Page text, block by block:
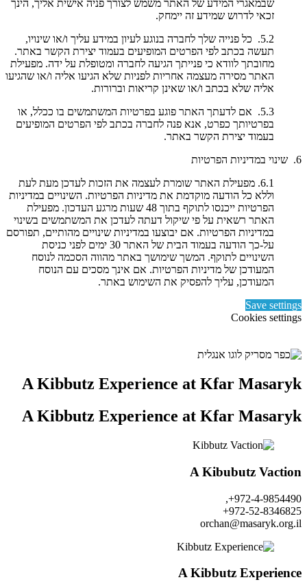
שבמאגרי המידע של האתר משמש לצורך פניה אישית אליך, הינך
זכאי לדרוש שמידע זה יימחק.
5.2. כל פנייה שלך לחברה בנוגע לעיון במידע עליך ו/או שינויו,
תעשה בכתב לפי הפרטים המופיעים בעמוד יצירת הקשר באתר.
מחובתך לוודא כי פנייתך הגיעה לחברה ומטופלת על ידה. מפעילת
האתר מסירה מעצמה אחריות לפניות שלא הגיעו אליה ו/או שהגיעו
אליה שלא בכתב ו/או שאינן קריאות וברורות.
5.3. אם לדעתך האתר פוגע בפרטיות המשתמשים בו ככלל, או
בפרטיותך כפרט, אנא פנה לחברה בכתב לפי הפרטים המופיעים
בעמוד יצירת הקשר באתר.
6. שינוי במדיניות הפרטיות
6.1. מפעילת האתר שומרת לעצמה את הזכות לעדכן מעת לעת
וללא כל הודעה מוקדמת את מדיניות הפרטיות. השינויים במדיניות
הפרטיות ייכנסו לתוקף בתוך 48 שעות מרגע העדכון. מפעילת
האתר רשאית על פי שיקול דעתה לעדכן את המשתמשים בשינוי
במדיניות הפרטיות. אם יבוצעו במדיניות שינויים מהותיים, תפורסם
על-כך הודעה בעמוד הבית של האתר 30 ימים לפני כניסת
השינויים לתוקף. המשך שימושך באתר מהווה הסכמה לנוסח
המעודכן של מדיניות הפרטיות. אם אינך מסכים עם הנוסח
המעודכן, עליך להפסיק את השימוש באתר.
Save settings
Cookies settings
A Kibbutz Experience at Kfar Masaryk
A Kibbutz Experience at Kfar Masaryk
A Kibubutz Vaction
972-4-9854490+,
972-52-8346825+
orchan@masaryk.org.il
A Kibbutz Experience